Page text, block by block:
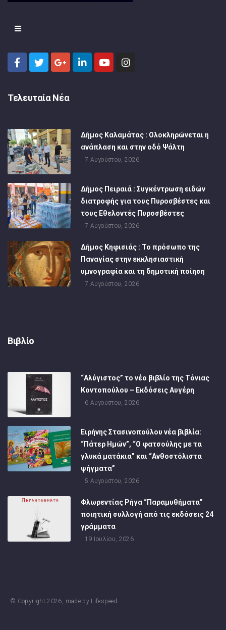
Τελευταία Νέα
Δήμος Καλαμάτας : Ολοκληρώνεται η
ανάπλαση και στην οδό Ψάλτη
7 Αυγούστου, 2026
Δήμος Πειραιά : Συγκέντρωση ειδών
διατροφής για τους Πυροσβέστες και
τους Εθελοντές Πυροσβέστες
7 Αυγούστου, 2026
Δήμος Κηφισιάς : Το πρόσωπο της
Παναγίας στην εκκλησιαστική
υμνογραφία και τη δημοτική ποίηση
7 Αυγούστου, 2026
Βιβλίο
“Αλύγιστος” το νέο βιβλίο της Τόνιας
Κοντοπούλου – Εκδόσεις Αυγέρη
6 Αυγούστου, 2026
Ειρήνης Στασινοπούλου νέα βιβλία:
“Πάτερ Ημών”, “Ο φατσούλης με τα
γλυκά ματάκια” και “Ανθοστόλιστα
ψήγματα”
5 Αυγούστου, 2026
Φλωρεντίας Ρήγα “Παραμυθήματα”
ποιητική συλλογή από τις εκδόσεις 24
γράμματα
19 Ιουλίου, 2026
© Copyright2026, made by Lifespeed